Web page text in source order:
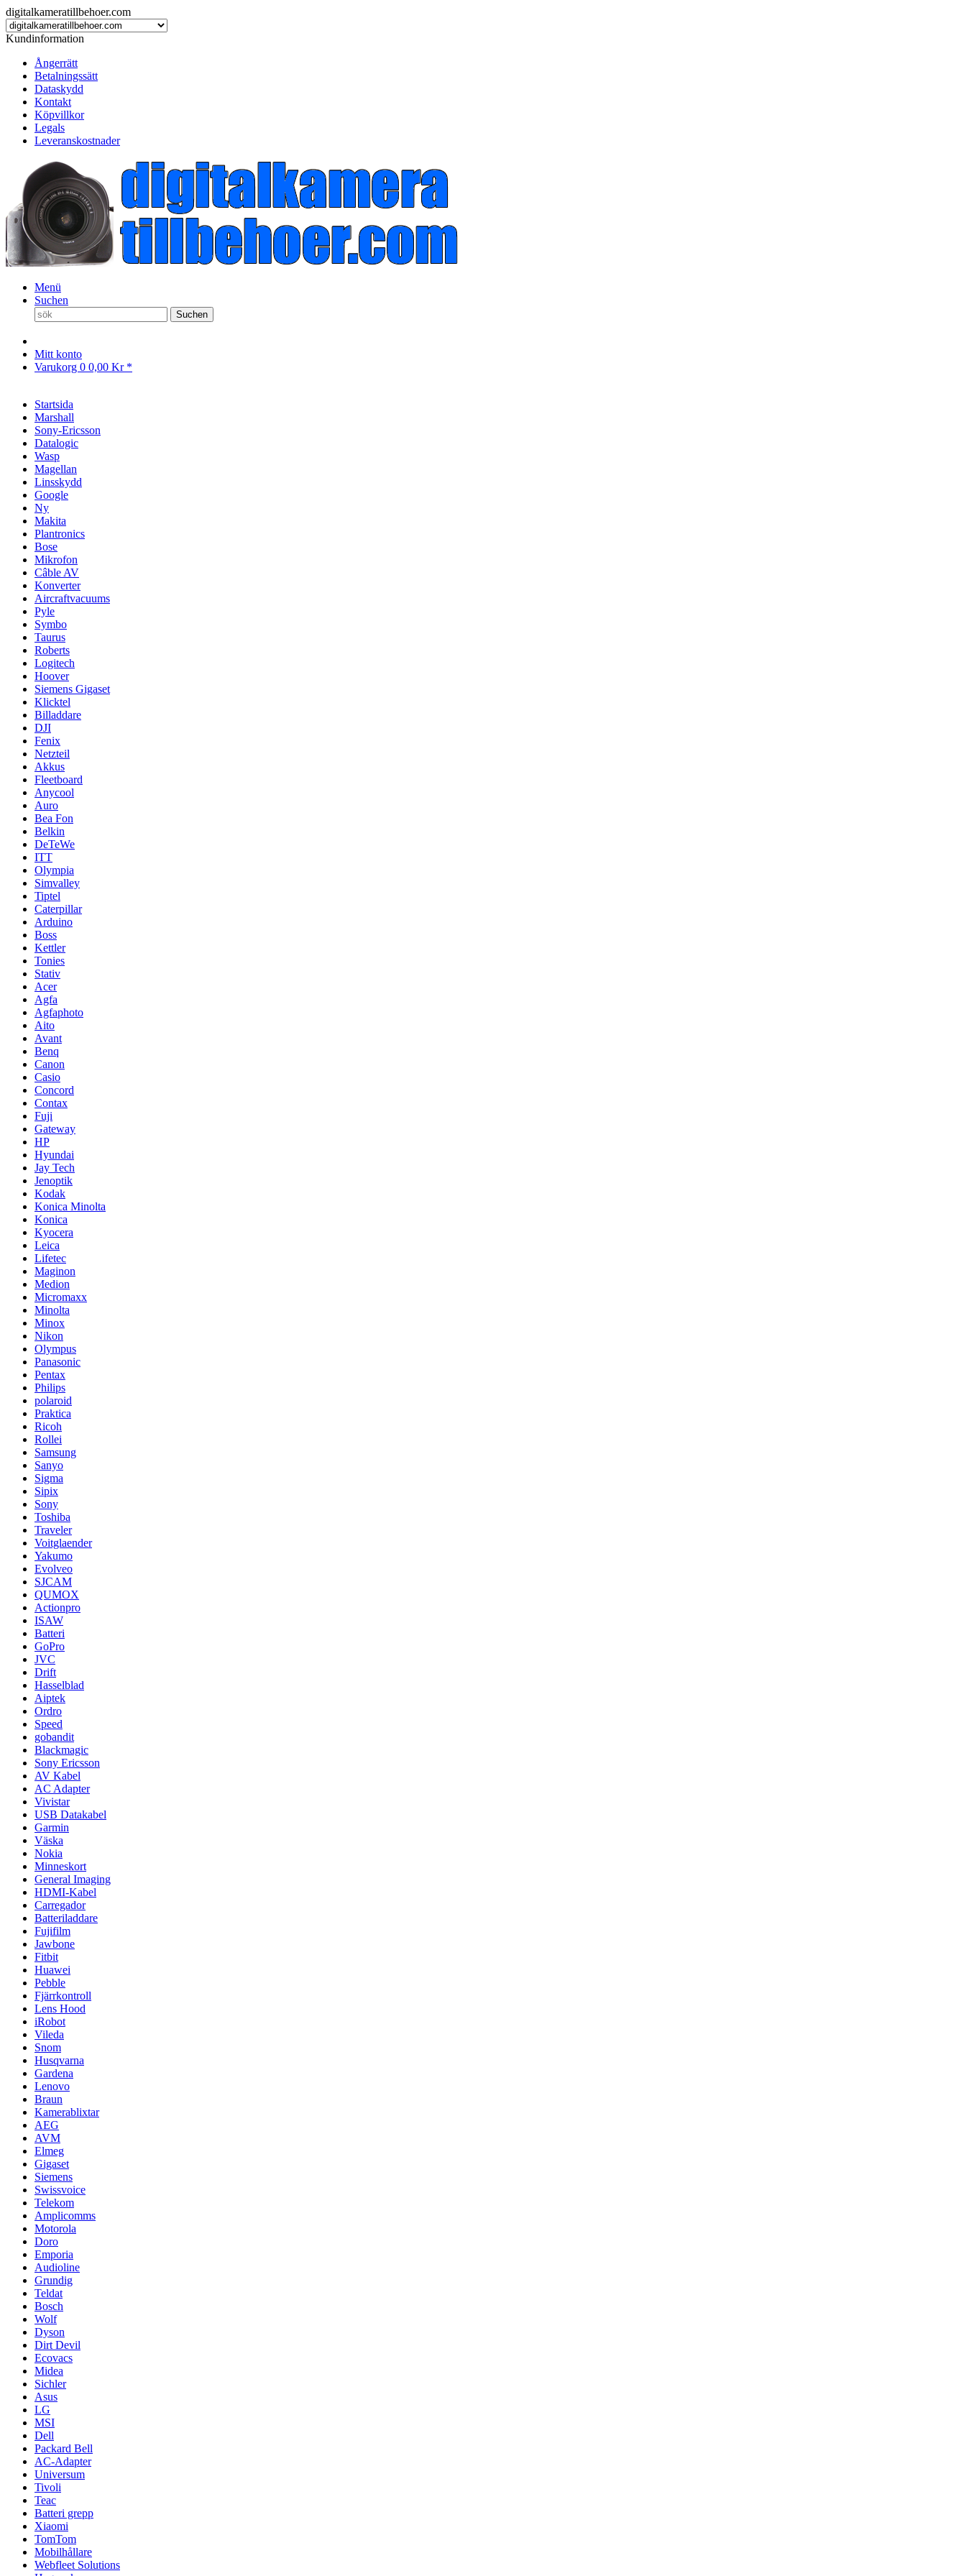
digitalkameratillbehoer.com
Kundinformation
Ångerrätt
Betalningssätt
Dataskydd
Kontakt
Köpvillkor
Legals
Leveranskostnader
Menü
Suchen
Suchen
Mitt konto
Varukorg 0 0,00 Kr *
Startsida
Marshall
Sony-Ericsson
Datalogic
Wasp
Magellan
Linsskydd
Google
Ny
Makita
Plantronics
Bose
Mikrofon
Câble AV
Konverter
Aircraftvacuums
Pyle
Symbo
Taurus
Roberts
Logitech
Hoover
Siemens Gigaset
Klicktel
Billaddare
DJI
Fenix
Netzteil
Akkus
Fleetboard
Anycool
Auro
Bea Fon
Belkin
DeTeWe
ITT
Olympia
Simvalley
Tiptel
Caterpillar
Arduino
Boss
Kettler
Tonies
Stativ
Acer
Agfa
Agfaphoto
Aito
Avant
Benq
Canon
Casio
Concord
Contax
Fuji
Gateway
HP
Hyundai
Jay Tech
Jenoptik
Kodak
Konica Minolta
Konica
Kyocera
Leica
Lifetec
Maginon
Medion
Micromaxx
Minolta
Minox
Nikon
Olympus
Panasonic
Pentax
Philips
polaroid
Praktica
Ricoh
Rollei
Samsung
Sanyo
Sigma
Sipix
Sony
Toshiba
Traveler
Voitglaender
Yakumo
Evolveo
SJCAM
QUMOX
Actionpro
ISAW
Batteri
GoPro
JVC
Drift
Hasselblad
Aiptek
Ordro
Speed
gobandit
Blackmagic
Sony Ericsson
AV Kabel
AC Adapter
Vivistar
USB Datakabel
Garmin
Väska
Nokia
Minneskort
General Imaging
HDMI-Kabel
Carregador
Batteriladdare
Fujifilm
Jawbone
Fitbit
Huawei
Pebble
Fjärrkontroll
Lens Hood
iRobot
Vileda
Snom
Husqvarna
Gardena
Lenovo
Braun
Kamerablixtar
AEG
AVM
Elmeg
Gigaset
Siemens
Swissvoice
Telekom
Amplicomms
Motorola
Doro
Emporia
Audioline
Grundig
Teldat
Bosch
Wolf
Dyson
Dirt Devil
Ecovacs
Midea
Sichler
Asus
LG
MSI
Dell
Packard Bell
AC-Adapter
Universum
Tivoli
Teac
Batteri grepp
Xiaomi
TomTom
Mobilhållare
Webfleet Solutions